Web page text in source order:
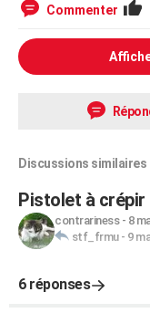
Commenter
Discussions similaires
Pistolet à crépir
contrariness- 8
stf_frmu- 9
6 réponses